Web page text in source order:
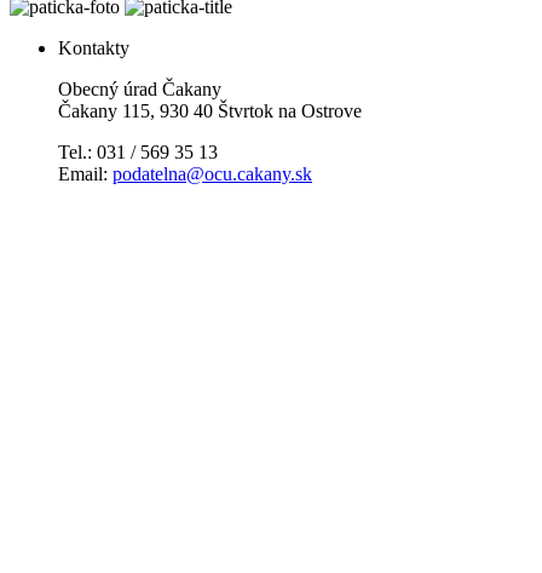
Kontakty
Obecný úrad Čakany
Čakany 115, 930 40 Štvrtok na Ostrove
Tel.: 031 / 569 35 13
Email: podatelna@ocu.cakany.sk